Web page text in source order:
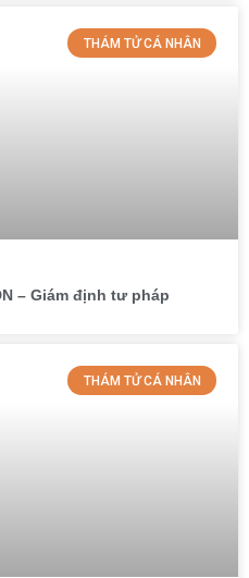
THÁM TỬ CÁ NHÂN
– Giám định tư pháp
THÁM TỬ CÁ NHÂN